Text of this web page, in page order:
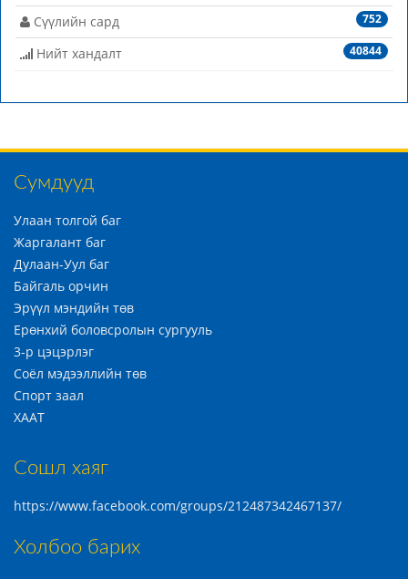
752
Сүүлийн сард
40844
Нийт хандалт
Сумдууд
Улаан толгой баг
Жаргалант баг
Дулаан-Уул баг
Байгаль орчин
Эрүүл мэндийн төв
Ерөнхий боловсролын сургууль
3-р цэцэрлэг
Соёл мэдээллийн төв
Спорт заал
ХААТ
Сошл хаяг
https://www.facebook.com/groups/212487342467137/
Холбоо барих